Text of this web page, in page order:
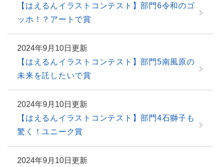
【はえるんイラストコンテスト】部門6令和のゴ
ッホ！？アートで賞
2024年9月10日更新
【はえるんイラストコンテスト】部門5南風原の
未来を託したいで賞
2024年9月10日更新
【はえるんイラストコンテスト】部門4石獅子も
驚く！ユニーク賞
2024年9月10日更新